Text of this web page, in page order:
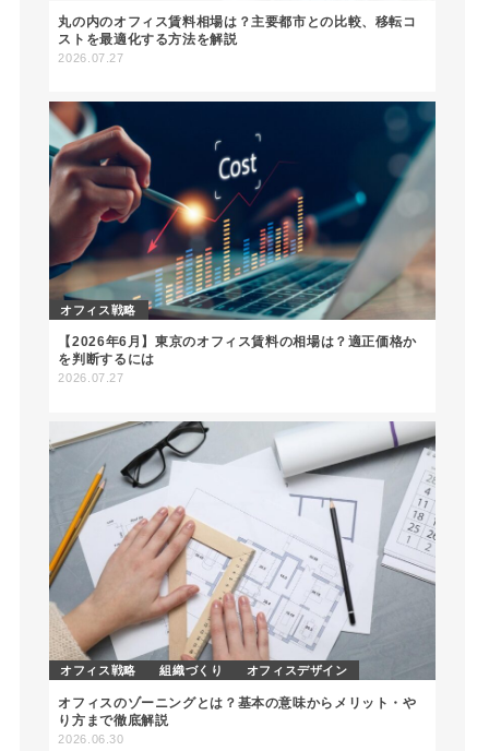
丸の内のオフィス賃料相場は？主要都市との比較、移転コ
ストを最適化する方法を解説
2026.07.27
オフィス戦略
【2026年6月】東京のオフィス賃料の相場は？適正価格か
を判断するには
2026.07.27
オフィス戦略 組織づくり オフィスデザイン
オフィスのゾーニングとは？基本の意味からメリット・や
り方まで徹底解説
2026.06.30